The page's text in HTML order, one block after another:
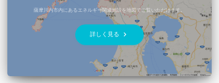
薩摩川内市内にあるエネルギー関連施設を地図でご覧いただけます。
詳しく見る keyboard_arrow_right